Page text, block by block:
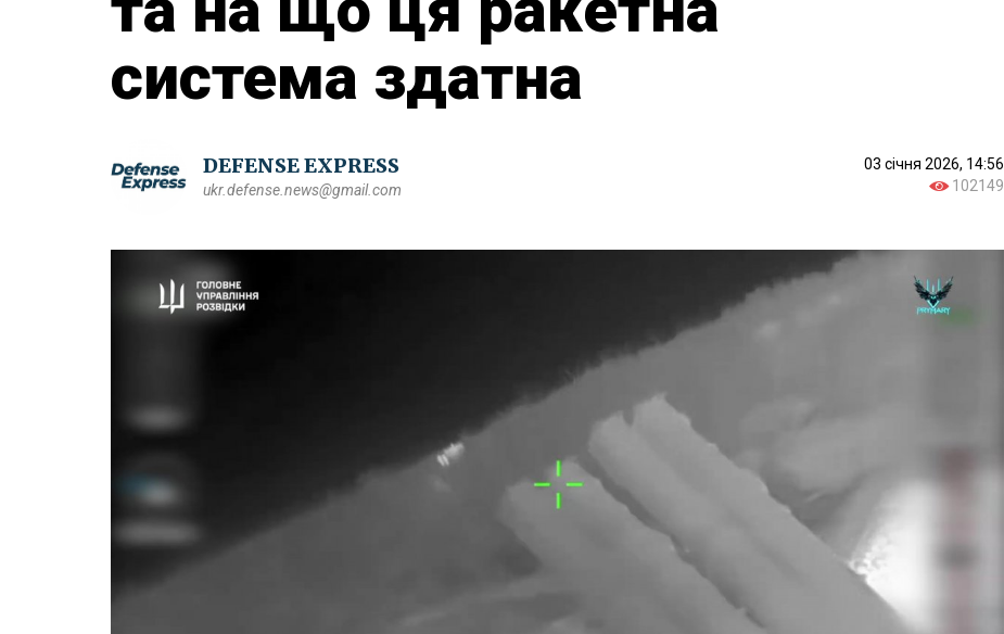
система здатна
DEFENSE EXPRESS
ukr.defense.news@gmail.com
03 січня 2026, 14:56
102149